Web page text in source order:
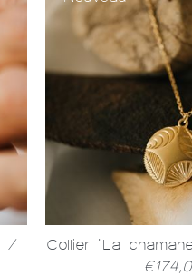
/
Collier "La